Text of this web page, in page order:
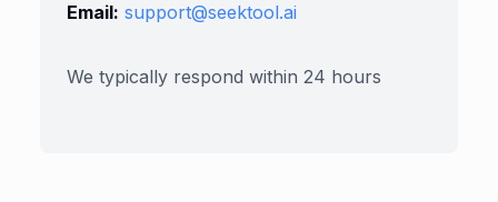
Email: support@seektool.ai
We typically respond within 24 hours